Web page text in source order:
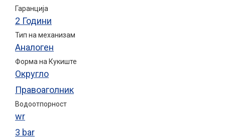
Гаранција
2 Години
Тип на механизам
Аналоген
Форма на Кукиште
Округло
Правоаголник
Водоотпорност
wr
3 bar